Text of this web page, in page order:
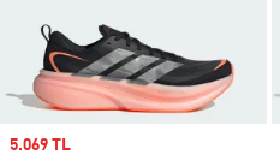
Sale price
5.069 TL